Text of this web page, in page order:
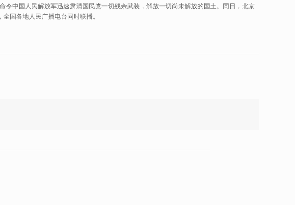
中国人民解放军迅速肃清国民党一切残余武装，解放一切尚未解放的国土。同日，北京
国各地人民广播电台同时联播。